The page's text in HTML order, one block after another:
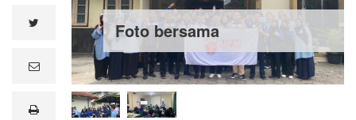
e
lprint
Foto bersama